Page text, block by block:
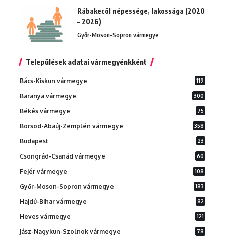
Rábakecöl népessége, lakossága (2020
– 2026)
Győr-Moson-Sopron vármegye
Települések adatai vármegyénkként
Bács-Kiskun vármegye 119
Baranya vármegye 300
Békés vármegye 75
Borsod-Abaúj-Zemplén vármegye 358
Budapest 23
Csongrád-Csanád vármegye 60
Fejér vármegye 108
Győr-Moson-Sopron vármegye 183
Hajdú-Bihar vármegye 82
Heves vármegye 121
Jász-Nagykun-Szolnok vármegye 78